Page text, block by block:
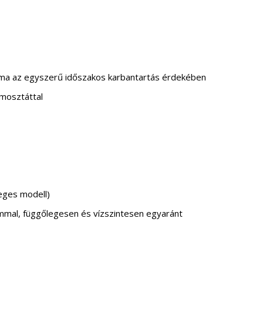
az egyszerű időszakos karbantartás érdekében
modell)
függőlegesen és vízszintesen egyaránt